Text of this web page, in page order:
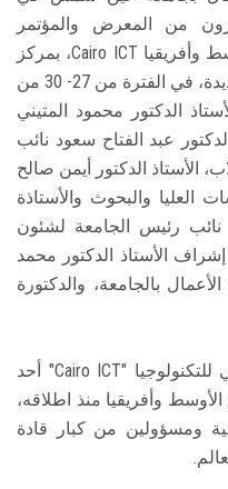
من المعرض والمؤتمر
الدولي للتكنولوجيا في الشرق الأوسط وأفريقيا Cairo ICT، بمركز
مصر للمعارض الدولية بالقاهرة الجديدة، في الفترة من 27- 30 من
الدكتور محمود المتيني
عبد الفتاح سعود نائب
الأستاذ الدكتور أيمن صالح
العليا والبحوث والأستاذة
نائب رئيس الجامعة لشئون
الأستاذ الدكتور محمد
بالجامعة، والدكتورة
ويعد مؤتمر ومعرض القاهرة الدولي للتكنولوجيا "Cairo ICT" أحد
وأفريقيا منذ اطلاقه،
ومسؤولين من كبار قادة